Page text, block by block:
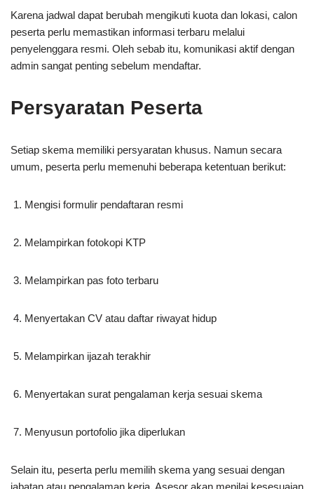
Karena jadwal dapat berubah mengikuti kuota dan lokasi, calon
peserta perlu memastikan informasi terbaru melalui
penyelenggara resmi. Oleh sebab itu, komunikasi aktif dengan
admin sangat penting sebelum mendaftar.
Persyaratan Peserta
Setiap skema memiliki persyaratan khusus. Namun secara
umum, peserta perlu memenuhi beberapa ketentuan berikut:
Mengisi formulir pendaftaran resmi
Melampirkan fotokopi KTP
Melampirkan pas foto terbaru
Menyertakan CV atau daftar riwayat hidup
Melampirkan ijazah terakhir
Menyertakan surat pengalaman kerja sesuai skema
Menyusun portofolio jika diperlukan
Selain itu, peserta perlu memilih skema yang sesuai dengan
jabatan atau pengalaman kerja. Asesor akan menilai kesesuaian